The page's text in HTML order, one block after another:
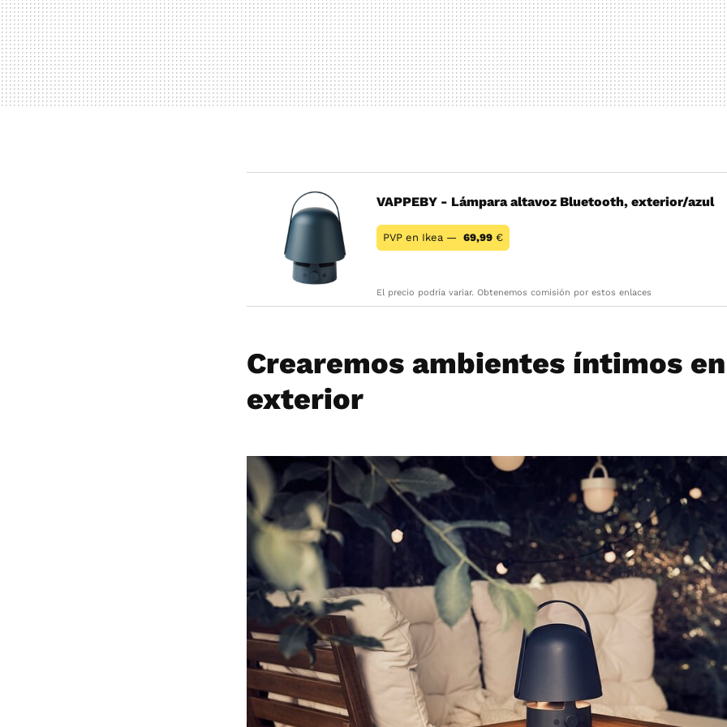
VAPPEBY - Lámpara altavoz Bluetooth, exterior/azul
PVP en Ikea — 69,99 €
El precio podría variar. Obtenemos comisión por estos enlaces
Crearemos ambientes íntimos
exterior